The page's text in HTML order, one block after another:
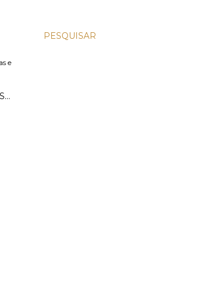
PESQUISAR
e